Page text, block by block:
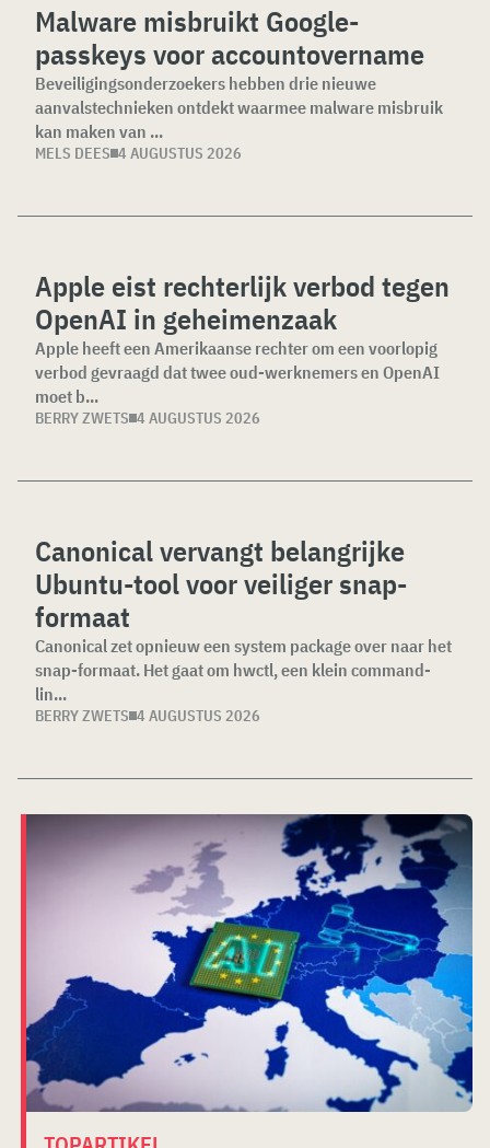
Malware misbruikt Google-
passkeys voor accountovername
Beveiligingsonderzoekers hebben drie nieuwe
aanvalstechnieken ontdekt waarmee malware misbruik
kan maken van ...
MELS DEES 4 AUGUSTUS 2026
Apple eist rechterlijk verbod tegen
OpenAI in geheimenzaak
Apple heeft een Amerikaanse rechter om een voorlopig
verbod gevraagd dat twee oud-werknemers en OpenAI
moet b...
BERRY ZWETS 4 AUGUSTUS 2026
Canonical vervangt belangrijke
Ubuntu-tool voor veiliger snap-
formaat
Canonical zet opnieuw een system package over naar het
snap-formaat. Het gaat om hwctl, een klein command-
lin...
BERRY ZWETS 4 AUGUSTUS 2026